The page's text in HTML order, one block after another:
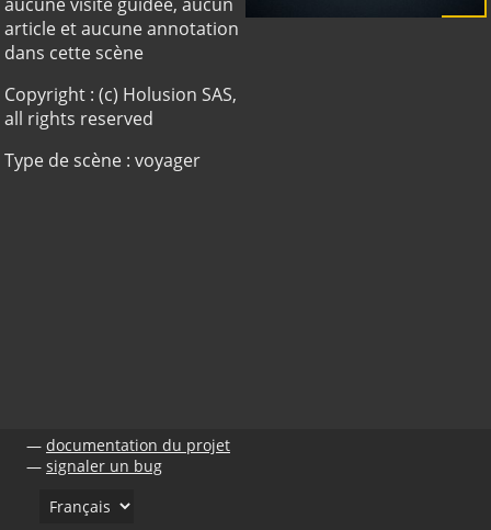
aucune visite guidée, aucun
article et aucune annotation
dans cette scène
Copyright : (c) Holusion SAS,
all rights reserved
Type de scène : voyager
documentation du projet
signaler un bug